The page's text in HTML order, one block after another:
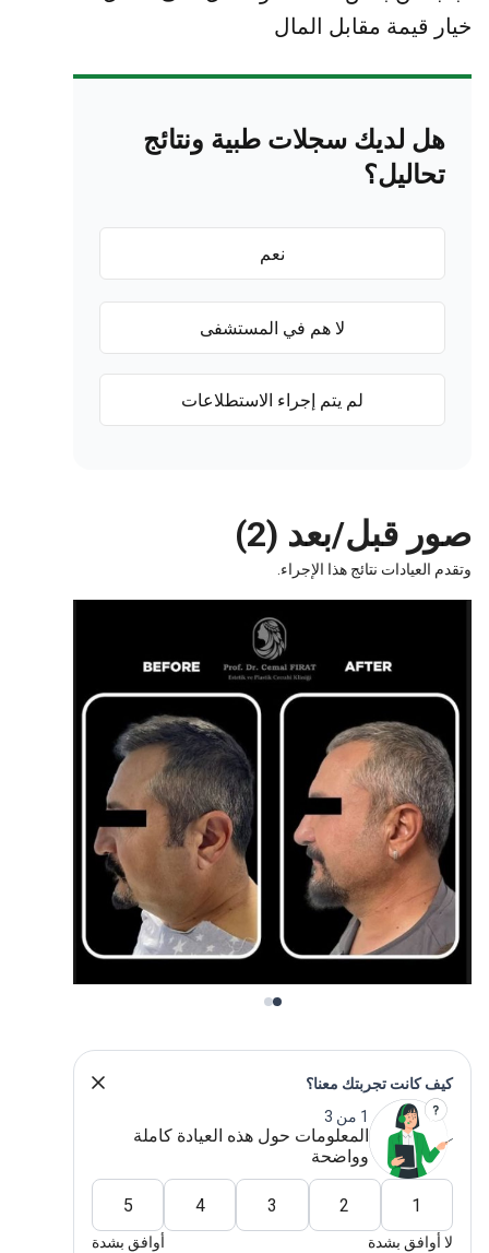
قيمة مقابل المال
هل لديك سجلات طبية ونتائج
تحاليل؟
لا هم في المستشفى
لم يتم إجراء الاستطلاعات
قبل/بعد (2)
العيادات نتائج هذا الإجراء.
كانت تجربتك معنا؟
1 من 3
المعلومات حول هذه العيادة كاملة
وواضحة
أوافق بشدة أوافق بشدة